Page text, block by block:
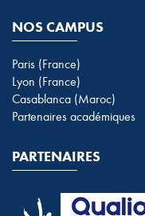
NOS CAMPUS
Paris (France)
Lyon (France)
Casablanca (Maroc)
Partenaires académiques
PARTENAIRES